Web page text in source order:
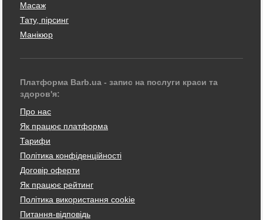
Масаж
Тату, пірсинг
Манікюр
Платформа Barb.ua - запис на послуги краси та
здоров'я:
Про нас
Як працює платформа
Тарифи
Політика конфіденційності
Договір оферти
Як працює рейтинг
Політика використання cookie
Питання-відповідь